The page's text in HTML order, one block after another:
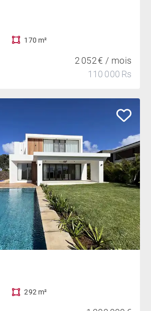
170 m²
2 052 € / mois
110 000 Rs
292 m²